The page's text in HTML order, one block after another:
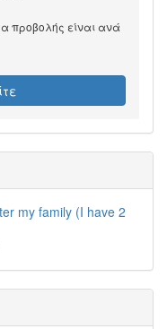
προβολής είναι ανά
my family (I have 2